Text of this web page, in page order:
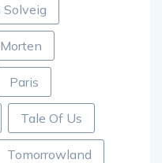
Morten
Paris
Tale Of Us
Tomorrowland